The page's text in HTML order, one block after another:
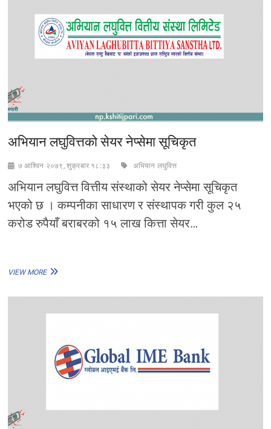
अभियान लघुवित्तको सेयर नेप्सेमा सूचिकृत
७ आश्विन २०७९, शुक्रबार १८:३३ अभियान लघुवित्त
अभियान लघुवित्त वित्तीय संस्थाको सेयर नेप्सेमा सूचिकृत
भएको छ । कम्पनीका साधारण र संस्थापक गरी कुल २५
करोड रुपैयाँ बराबरको १५ लाख कित्ता सेयर…
VIEW MOREअभियान
सूचिकृत